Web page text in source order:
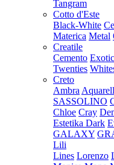
Tangram
Cotto d'Este
Black-White
Materica Metal
Creatile
Cemento Exotic
Twenties
Creto
Ambra
SASSOLINO
Chloe Cray
Estetika Dark
GALAXY
Lili
Lines Lorenzo